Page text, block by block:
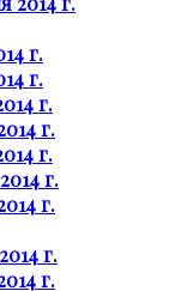
г.
г.
г.
г.
г.
г.
г.
г.
г.